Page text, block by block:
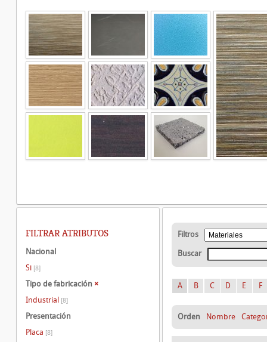
Filtros
Buscar
A B C D E F
Orden Nombre
FILTRAR ATRIBUTOS
Nacional
Si [8]
Tipo de fabricación ×
Industrial [8]
Presentación
Placa [8]